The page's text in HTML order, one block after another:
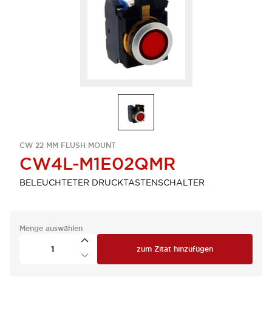
CW 22 MM FLUSH MOUNT
CW4L-M1E02QMR
BELEUCHTETER DRUCKTASTENSCHALTER
Menge auswählen
zum Zitat hinzufügen